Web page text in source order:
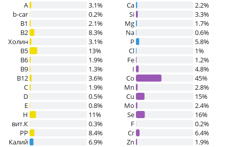
A
3.1%
b-car
0.2%
В1
2.1%
B2
8.3%
Холин
3.1%
B5
13%
B6
1.9%
B9
1.3%
B12
3.6%
C
1.9%
D
0.5%
E
0.8%
H
11%
вит.К
0.3%
PP
8.4%
Калий
6.9%
Ca
2.2%
Si
3.3%
Mg
1.7%
Na
0.6%
P
5.8%
Cl
1%
Fe
1.2%
I
4.8%
Co
45%
Mn
2.8%
Cu
15%
Mo
2.4%
Se
16%
F
0.2%
Cr
6.4%
Zn
1.9%